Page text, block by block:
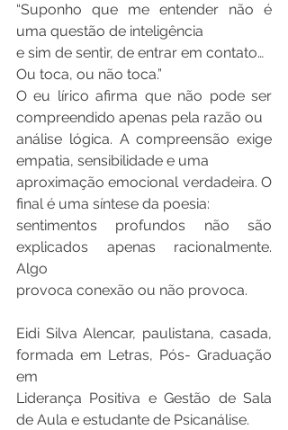
“Suponho que me entender não é
uma questão de inteligência
e sim de sentir, de entrar em contato…
Ou toca, ou não toca.”
O eu lírico afirma que não pode ser
compreendido apenas pela razão ou
análise lógica. A compreensão exige
empatia, sensibilidade e uma
aproximação emocional verdadeira. O
final é uma síntese da poesia:
sentimentos profundos não são
explicados apenas racionalmente.
Algo
provoca conexão ou não provoca.
Eidi Silva Alencar, paulistana, casada,
formada em Letras, Pós- Graduação
em
Liderança Positiva e Gestão de Sala
de Aula e estudante de Psicanálise.